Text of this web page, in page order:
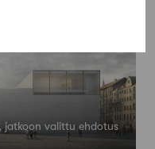
jatkoon valittu ehdotus